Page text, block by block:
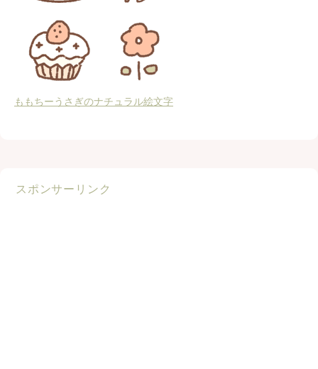
ももちーうさぎのナチュラル絵文字
スポンサーリンク